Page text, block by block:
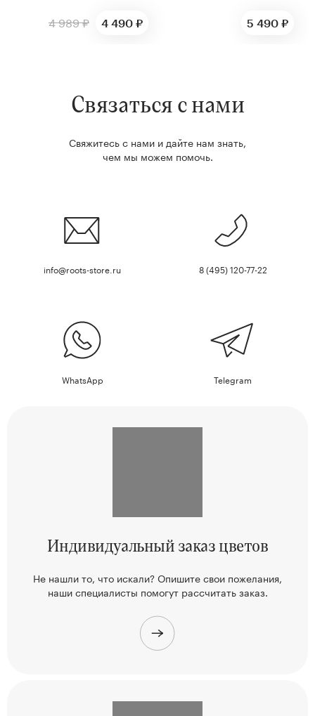
4 989 ₽
4 490 ₽ 5 490 ₽
Связаться с нами
Свяжитесь с нами и дайте нам знать,
чем мы можем помочь.
info@roots-store.ru 8 (495) 120-77-22
WhatsApp Telegram
Индивидуальныйзаказ цветов
Не нашли то, что искали? Опишите свои пожелания,
нашиспециалисты помогут рассчитать заказ.